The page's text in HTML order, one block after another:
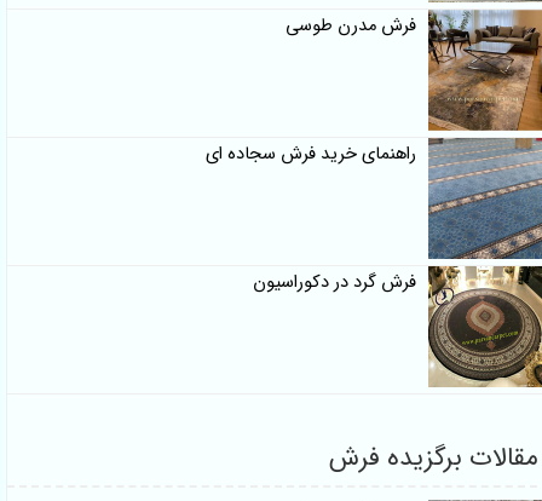
فرش مدرن طوسی
راهنمای خرید فرش سجاده ای
فرش گرد در دکوراسیون
مقالات برگزیده فرش